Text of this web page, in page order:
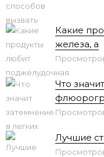
Какие
железа, а
Что
Лучшие